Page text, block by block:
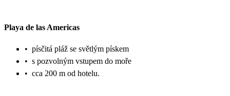
Playa de las Americas
• písčitá pláž se světlým pískem
• s pozvolným vstupem do moře
• cca 200 m od hotelu.